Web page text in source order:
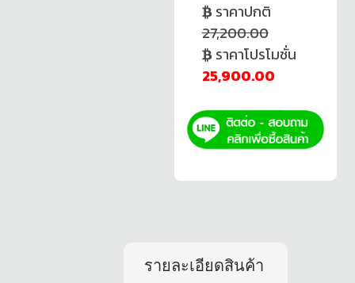
ราคาปกติ
27,200.00
ราคาโปรโมชั่น
25,900.00
รายละเอียดสินค้า